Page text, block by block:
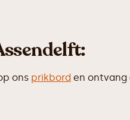
ons prikbord en ontvang